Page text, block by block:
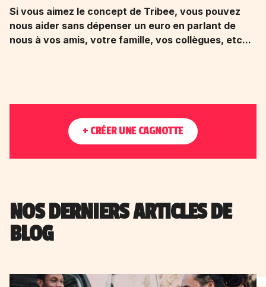
Si vous aimez le concept de Tribee, vous pouvez
nous aider sans dépenser un euro en parlant de
nous à vos amis, votre famille, vos collègues, etc...
+ CRÉER UNE CAGNOTTE
NOS DERNIERS ARTICLES DE
BLOG